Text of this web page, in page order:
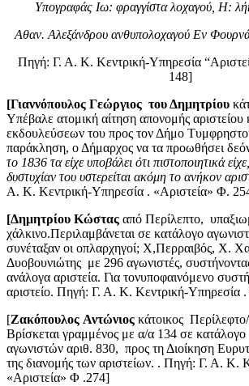
Υπογραφάς Ιω: φραγγίστα λοχαγού, Η:
Αθαν. Αλεξάνδρου ανθυπολοχαγού Εν
Πηγή: Γ. Α. Κ. Κεντρική-Υπηρεσία
148]
[Γιαννόπουλος Γεώργιος του Δημητρίου
Υπέβαλε ατομική αίτηση απονομής αριστείου
εκδουλεύσεων του προς τον Δήμο
παράκληση, ο Δήμαρχος να τα προωθήσει
το 1836 τα είχε υποβάλει ότι πιστοποιητικά
δυστυχίαν του υστερείται ακόμη το ανήκον
Α. Κ. Κεντρική-Υπηρεσία . «Αριστεία» Φ.
[Δημητρίου Κώστας από Περίλεπτο,
χάλκινο.Περιλαμβάνεται σε κατάλογο
συνέταξαν οι οπλαρχηγοί; Χ,Περραιβός, Χ.
Δυοβουνιώτης με 296 αγωνιστές,
ανάλογα αριστεία. Για τονυποφαινόμενο
αριστείο. Πηγή: Γ. Α. Κ. Κεντρική-Υπηρεσία
[Ζακόπουλος Αντώνιος κάτοικος Περίλεφτο/
Βρίσκεται γραμμένος με α/α 134 σε
αγωνιστών αριθ. 830, προς τη Διοίκηση
της διανομής των αριστείων. . Πηγή: Γ. Α. Κ.
«Αριστεία» Φ .274]